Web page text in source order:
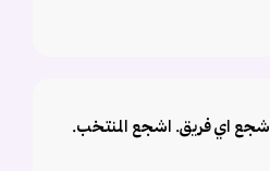
اي فريق. اشجع المنتخب.